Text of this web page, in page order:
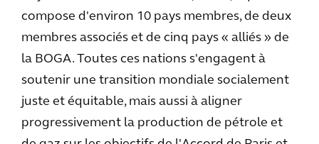
compose d'environ 10 pays membres, de deux
membres associés et de cinq pays « alliés » de
la BOGA. Toutes ces nations s'engagent à
soutenir une transition mondiale socialement
juste et équitable, mais aussi à aligner
progressivement la production de pétrole et